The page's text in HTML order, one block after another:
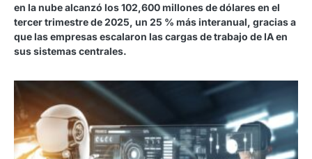
en la nube alcanzó los 102,600 millones de dólares en el
tercer trimestre de 2025, un 25 % más interanual, gracias a
que las empresas escalaron las cargas de trabajo de IA en
sus sistemas centrales.